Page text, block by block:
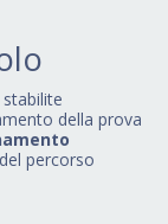
della prova
percorso